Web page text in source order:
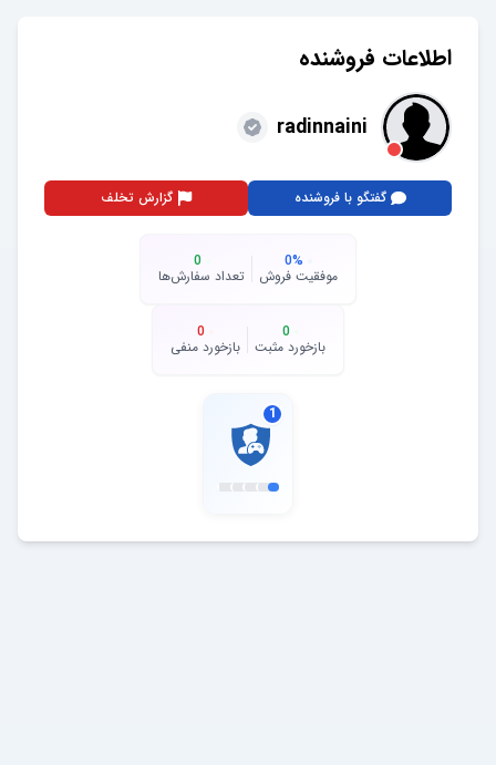
اطلاعات فروشنده
radinnaini
گفتگو با فروشنده گزارش تخلف
0%
موفقیت فروش
0
تعداد سفارش‌ها
0
بازخورد مثبت
0
بازخورد منفی
1